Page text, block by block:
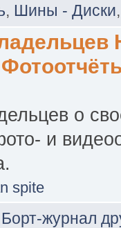
, Шины - Диски
о
и
spite
Борт-журнал